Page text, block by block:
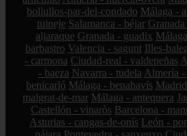
bollullos-par-del-condado Málaga -
tuineje Salamanca - béjar
aljaraque Granada - guadix
barbastro Valencia - sagunt Illes-
- carmona Ciudad-real - valdepeñas
- baeza Navarra - tudela Almería
benicarló Málaga - benahavís
malgrat-de-mar Málaga - antequera
Castellón - vinaròs Barcelona -
Asturias - cangas-de-onís León -